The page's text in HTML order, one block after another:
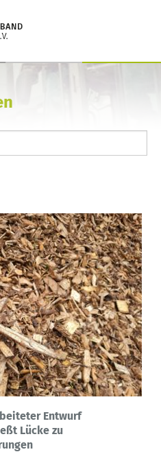
Entwurf
Lücke zu